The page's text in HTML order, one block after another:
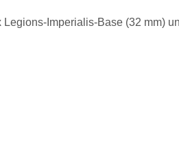
Imperialis-Base (32 mm)